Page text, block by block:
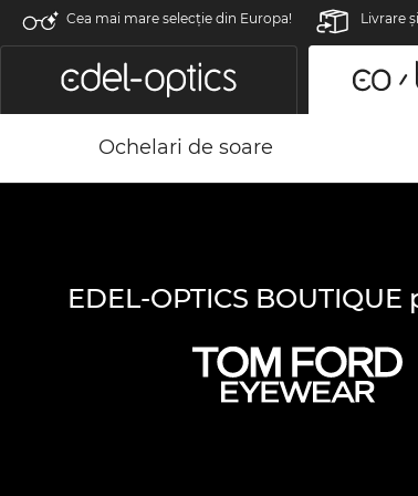
Cea mai mare selecție din Europa! Livrare
Ochelari de soare
EDEL-OPTICS